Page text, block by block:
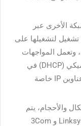
الأخرى عبر
تشغيل لتشغيلها على
وتعمل المواجهات
خوادم بروتوكول تهيئة المضيف الديناميكي (DHCP) في
الشبكات الصغيرة، حيث تقوم بتوليد عناوين IP خاصة
والأحجام، يتم
تصنيع معظمها من قبل شركات مثل Linksys و 3Com